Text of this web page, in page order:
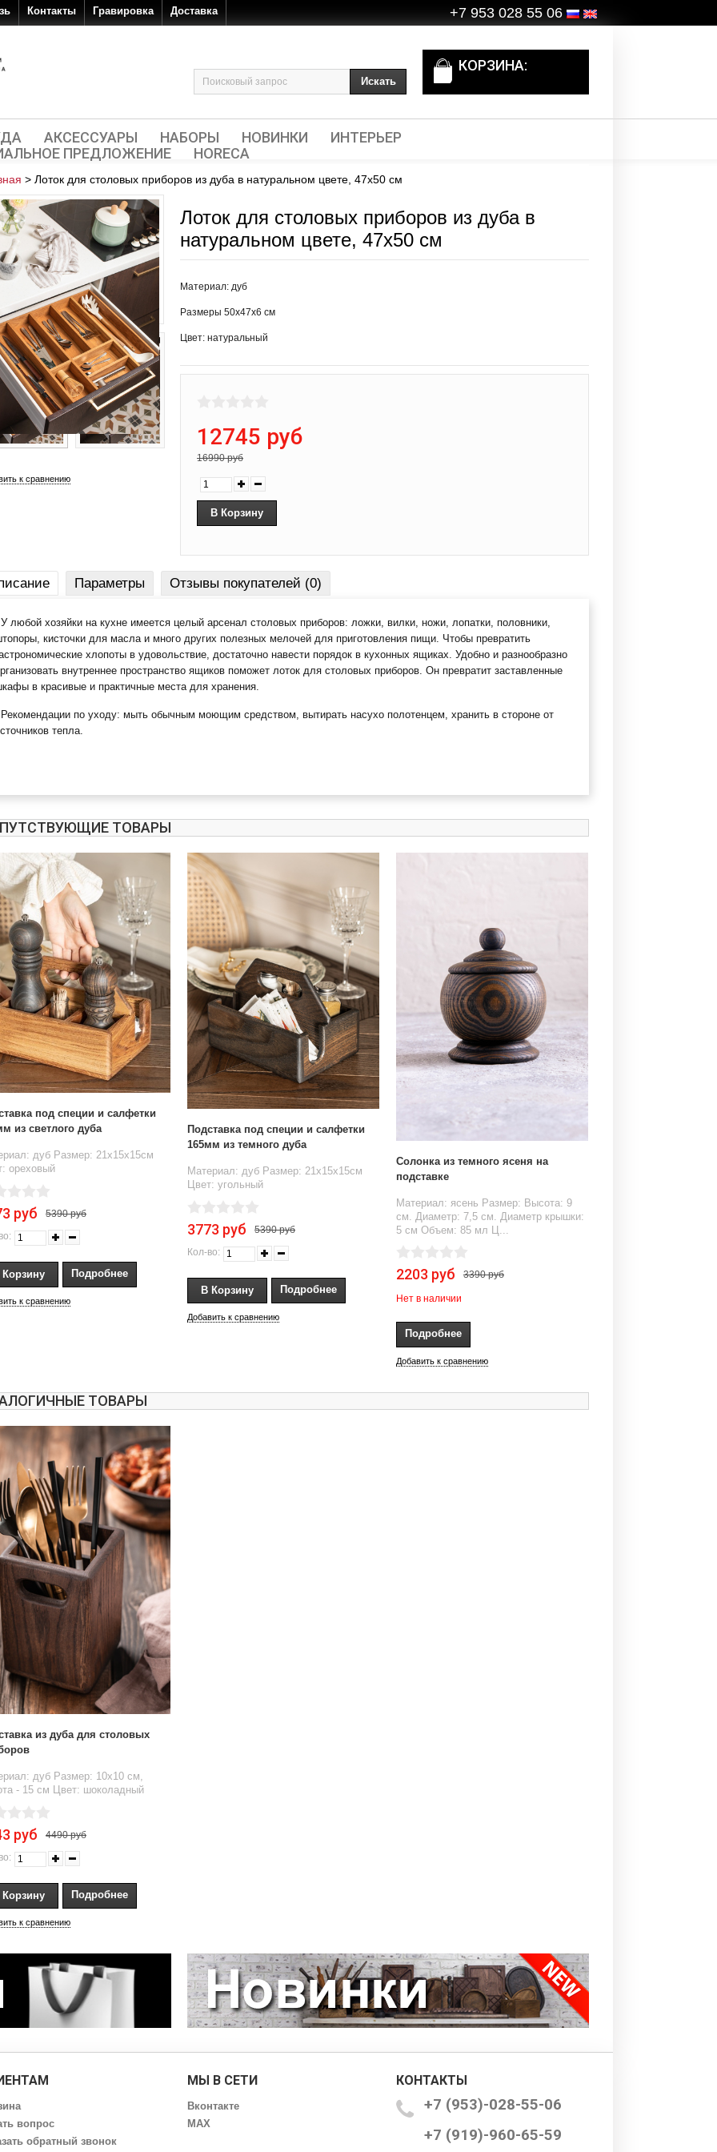
Контакты Гравировка Доставка
КОРЗИНА:
+7 953 028 55 06
АКСЕССУАРЫ НАБОРЫ НОВИНКИ
ИНТЕРЬЕР
ПРЕДЛОЖЕНИЕ
HORECA
> Лоток для столовых приборов из дуба в натуральном цвете, 47х50 см
Лоток для столовых приборов из дуба в
натуральном цвете, 47х50 см
Материал: дуб
Размеры 50x47x6 см
Цвет: натуральный
12745 руб
16990 руб
к сравнению
Параметры Отзывы покупателей (0)
любой хозяйки на кухне имеется целый арсенал столовых приборов: ложки, вилки, ножи, лопатки, половники,
кисточки для масла и много других полезных мелочей для приготовления пищи. Чтобы превратить
хлопоты в удовольствие, достаточно навести порядок в кухонных ящиках. Удобно и разнообразно
внутреннее пространство ящиков поможет лоток для столовых приборов. Он превратит заставленные
в красивые и практичные места для хранения.
по уходу: мыть обычным моющим средством, вытирать насухо полотенцем, хранить в стороне от
тепла.
ТОВАРЫ
под специи и салфетки
из светлого дуба
дуб Размер: 21х15х15см
ореховый
руб
5390 руб
Подробнее
к сравнению
Подставка под специи и салфетки
165мм из темного дуба
Материал: дуб Размер: 21х15х15см
Цвет: угольный
3773 руб
5390 руб
Кол-во:
Подробнее
Добавить к сравнению
Солонка из темного ясеня на
подставке
Материал: ясень Размер: Высота: 9
см. Диаметр: 7,5 см. Диаметр крышки:
5 см Объем: 85 мл Ц...
2203 руб 3390 руб
Нет в наличии
Подробнее
Добавить к сравнению
ТОВАРЫ
из дуба для столовых
дуб Размер: 10x10 см,
- 15 см Цвет: шоколадный
руб
4490 руб
Подробнее
к сравнению
вопрос
обратный звонок
МЫ В СЕТИ
Вконтакте
MAX
КОНТАКТЫ
+7 (953)-028-55-06
+7 (919)-960-65-59